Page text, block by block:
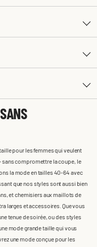
pour les femmes qui veulent
compromettre la coupe, le
la mode en tailles 40-64 avec
que nos styles sont aussi bien
et chemisiers aux maillots de
larges et accessoires. Que vous
tenue de soirée, ou des styles
mode grande taille qui vous
une mode conçue pour les